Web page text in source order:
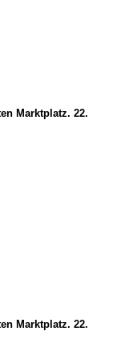
Marktplatz. 22.
Marktplatz. 22.